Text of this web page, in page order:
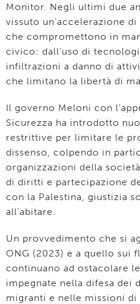
Monitor. Negli ultimi due
vissuto un’accelerazione
che compromettono in
civico: dall’uso di
infiltrazioni a danno di
che limitano la libertà di
Il governo Meloni con
Sicurezza ha introdotto
restrittive per limitare le
dissenso, colpendo in
organizzazioni della
di diritti e partecipazione
con la Palestina, giustizia
all’abitare.
Un provvedimento che si
ONG (2023) e a quello sui
continuano ad ostacolare
impegnate nella difesa dei
migranti e nelle missioni di